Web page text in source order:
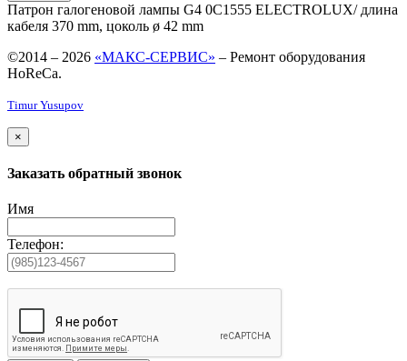
Патрон галогеновой лампы G4 0C1555 ELECTROLUX/ длина
кабеля 370 mm, цоколь ø 42 mm
©2014 – 2026 «МАКС-СЕРВИС» – Ремонт оборудования
HoReCa.
Timur Yusupov
×
Заказать обратный звонок
Имя
Телефон: